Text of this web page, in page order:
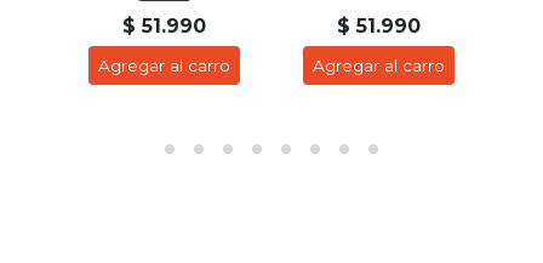
$ 51.990
Agregar al carro
$ 51.990
Agregar al carro